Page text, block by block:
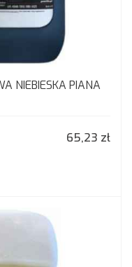
NIEBIESKA PIANA
65,23 zł